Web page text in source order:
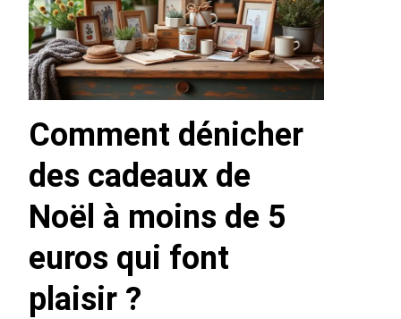
Comment dénicher
des cadeaux de
Noël à moins de 5
euros qui font
plaisir ?